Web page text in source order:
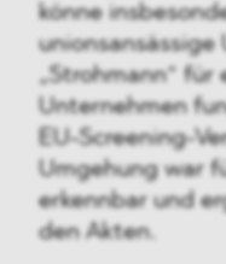
könne
unionsansässige
„Strohmann“ für
Unternehmen
EU-Screening-
Umgehung war
erkennbar und
den Akten.